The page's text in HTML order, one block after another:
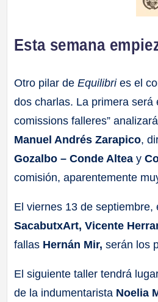
Esta semana
Otro pilar deEquilibries el
dos charlas. La primera
comissions falleres”
Manuel Andrés Zarapico,
Gozalbo – Conde Alteay
comisión, aparentemente
El viernes 13 de
SacabutxArt, Vicente
fallas Hernán Mir, serán los
El siguiente taller tendrá
de la indumentarista Noelia